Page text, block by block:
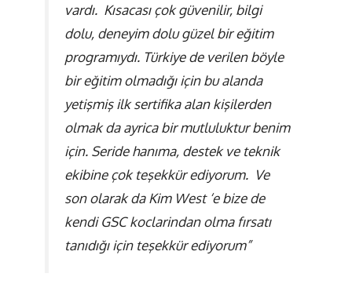
vardı. Kısacası çok güvenilir, bilgi
dolu, deneyim dolu güzel bir eğitim
programıydı. Türkiye de verilen böyle
bir eğitim olmadığı için bu alanda
yetişmiş ilk sertifika alan kişilerden
olmak da ayrica bir mutluluktur benim
için. Seride hanıma, destek ve teknik
ekibine çok teşekkür ediyorum. Ve
son olarak da Kim West ‘e bize de
kendi GSC koclarindan olma fırsatı
tanıdığı için teşekkür ediyorum”